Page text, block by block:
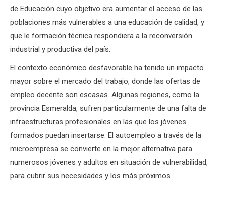
de Educación cuyo objetivo era aumentar el acceso de las
poblaciones más vulnerables a una educación de calidad, y
que le formación técnica respondiera a la reconversión
industrial y productiva del país.
El contexto económico desfavorable ha tenido un impacto
mayor sobre el mercado del trabajo, donde las ofertas de
empleo decente son escasas. Algunas regiones, como la
provincia Esmeralda, sufren particularmente de una falta de
infraestructuras profesionales en las que los jóvenes
formados puedan insertarse. El autoempleo a través de la
microempresa se convierte en la mejor alternativa para
numerosos jóvenes y adultos en situación de vulnerabilidad,
para cubrir sus necesidades y los más próximos.